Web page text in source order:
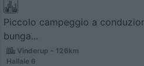
Piccolo campeggio a
bunga...
Vinderup - 126km
Hallale 6